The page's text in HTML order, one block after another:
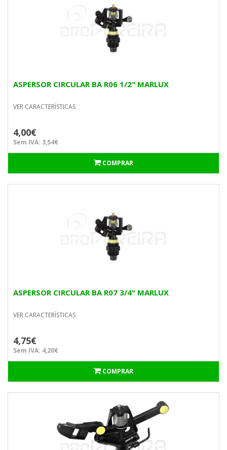
ASPERSOR CIRCULAR BA R06 1/2" MARLUX
VER CARACTERÍSTICAS
4,00€
Sem IVA: 3,54€
COMPRAR
ASPERSOR CIRCULAR BA R07 3/4" MARLUX
VER CARACTERÍSTICAS
4,75€
Sem IVA: 4,20€
COMPRAR